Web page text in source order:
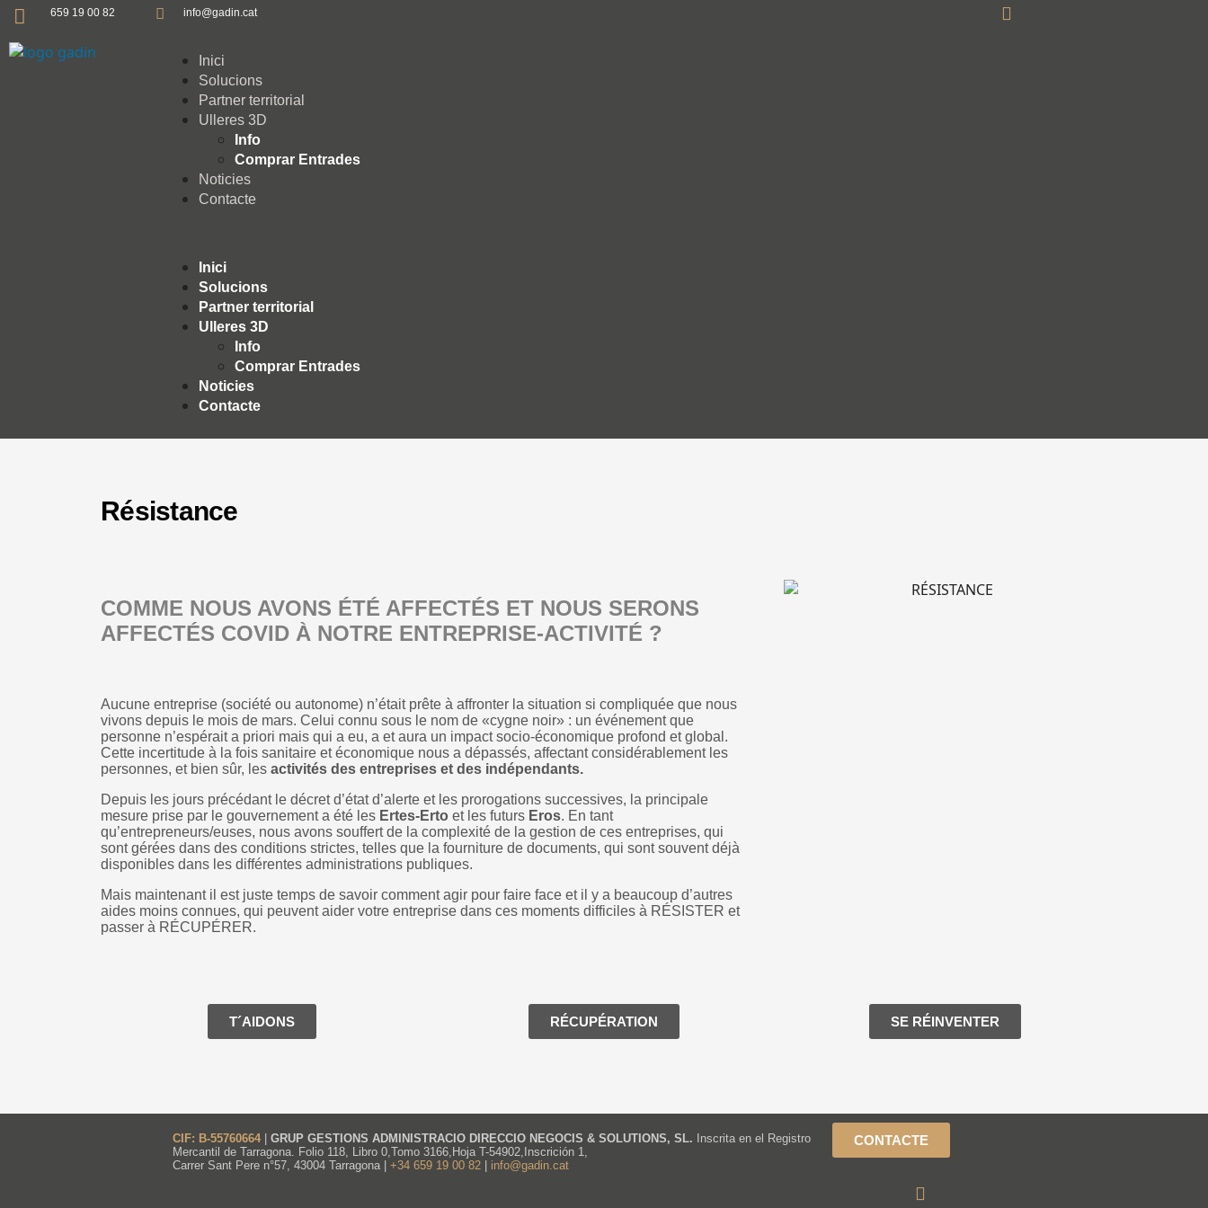
659 19 00 82 info@gadin.cat
Inici
Solucions
Partner territorial
Ulleres 3D
Info
Comprar Entrades
Noticies
Contacte
Inici
Solucions
Partner territorial
Ulleres 3D
Info
Comprar Entrades
Noticies
Contacte
Résistance
COMME NOUS AVONS ÉTÉ AFFECTÉS ET NOUS SERONS
AFFECTÉS COVID À NOTRE ENTREPRISE-ACTIVITÉ ?
Aucune entreprise (société ou autonome) n’était prête à affronter la situation si compliquée que nous
vivons depuis le mois de mars. Celui connu sous le nom de «cygne noir» : un événement que
personne n’espérait a priori mais qui a eu, a et aura un impact socio-économique profond et global.
Cette incertitude à la fois sanitaire et économique nous a dépassés, affectant considérablement les
personnes, et bien sûr, les activités des entreprises et des indépendants.
Depuis les jours précédant le décret d’état d’alerte et les prorogations successives, la principale
mesure prise par le gouvernement a été les Ertes-Erto et les futurs Eros. En tant
qu’entrepreneurs/euses, nous avons souffert de la complexité de la gestion de ces entreprises, qui
sont gérées dans des conditions strictes, telles que la fourniture de documents, qui sont souvent déjà
disponibles dans les différentes administrations publiques.
Mais maintenant il est juste temps de savoir comment agir pour faire face et il y a beaucoup d’autres
aides moins connues, qui peuvent aider votre entreprise dans ces moments difficiles à RÉSISTER et
passer à RÉCUPÉRER.
T´AIDONS RÉCUPÉRATION SE RÉINVENTER
CIF: B-55760664 |GRUP GESTIONS ADMINISTRACIO DIRECCIO NEGOCIS & SOLUTIONS, SL. Inscrita en el Registro
Mercantil de Tarragona. Folio 118, Libro 0,Tomo 3166,Hoja T-54902,Inscrición 1,
Carrer Sant Pere n°57, 43004 Tarragona |
+34 659 19 00 82 info@gadin.cat
CONTACTE